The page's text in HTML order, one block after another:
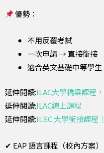
優勢：
不用反覆考試
一次申請 → 直接銜接
適合英文基礎中等學生
延伸閱讀:ILAC大學橋梁課程
延伸閱讀:ILAC線上課程
延伸閱讀:ILSC 大學銜接課程
✔ EAP 語言課程（校內方案）